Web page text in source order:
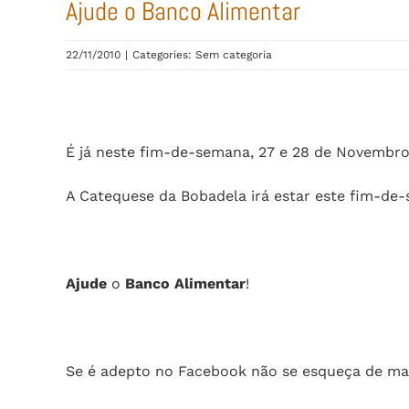
Ajude o Banco Alimentar
22/11/2010 | Categories: Sem categoria
É já neste fim-de-semana, 27 e 28 de
A Catequese da Bobadela irá estar este fim-
Ajude o Banco Alimentar!
Se é adepto no Facebook não se esqueça de